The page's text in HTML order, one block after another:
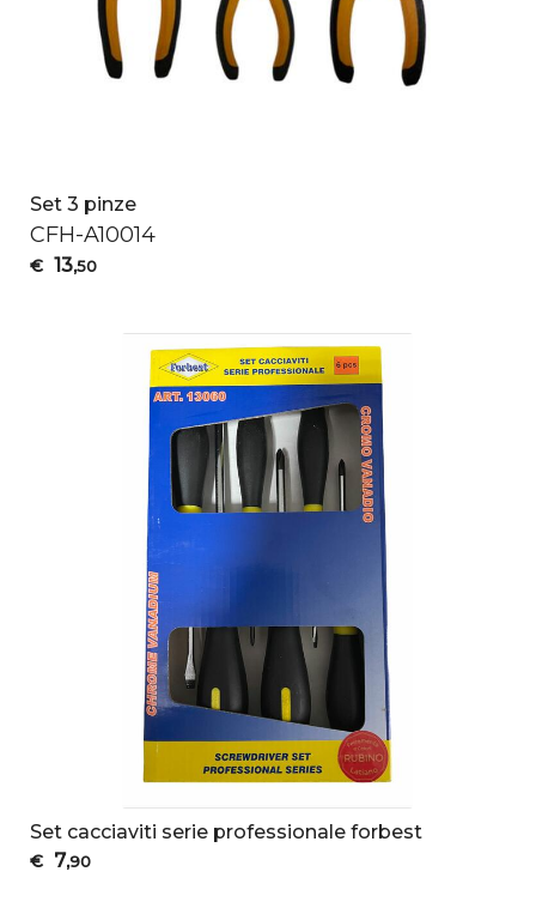
Set 3 pinze
CFH-A10014
€ 13,50
Set cacciaviti serie professionale forbest
€ 7,90